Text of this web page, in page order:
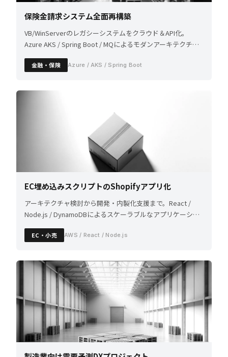
保険金請求システム全面再構築
VB/WinServerのレガシーシステムをクラウド＆API化。
Azure AKS / Spring Boot / MQによるモダンアーキテクチャ
金融・保険 Azure / AKS / Spring Boot
EC埋め込みスクリプトのShopifyアプリ化
アーキテクチャ検討から開発・内製化支援まで。React /
Node.js / DynamoDBによるスケーラブルなアプリケーショ
EC・小売 AWS / React / Node.js